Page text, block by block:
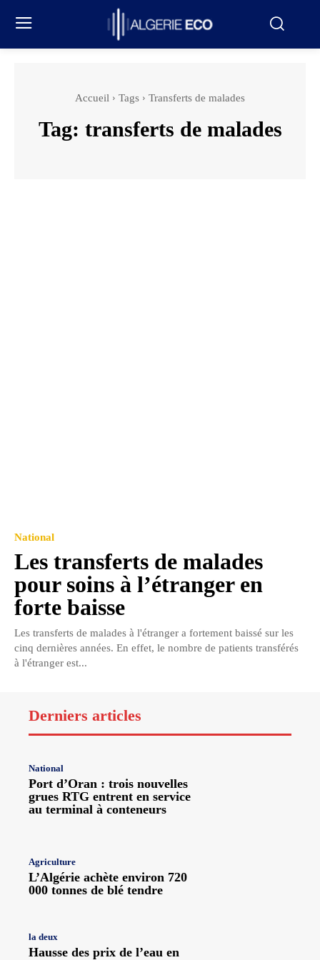
Accueil Tags Transferts de malades
Tag: transferts de malades
National
Les transferts de malades
pour soins à l’étranger en
forte baisse
Les transferts de malades à l'étranger a fortement baissé sur les
cinq dernières années. En effet, le nombre de patients transférés
à l'étranger est...
Derniers articles
National
Port d’Oran : trois nouvelles
grues RTG entrent en service
au terminal à conteneurs
Agriculture
L’Algérie achète environ 720
000 tonnes de blé tendre
la deux
Hausse des prix de l’eau en